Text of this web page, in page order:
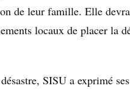
de leur famille. Elle
locaux de placer la
SISU a exprimé